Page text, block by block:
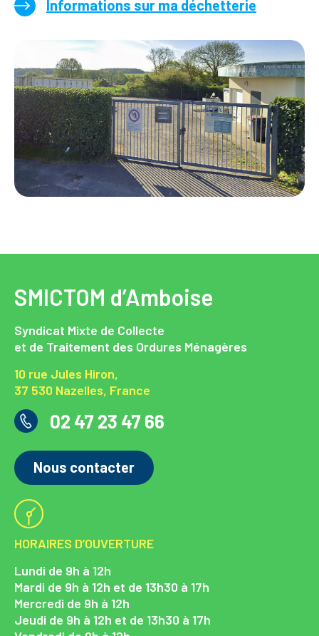
Informations sur ma déchetterie
SMICTOM d’Amboise
Syndicat Mixte de Collecte
et de Traitement des Ordures Ménagères
10 rue Jules Hiron,
37 530 Nazelles, France
02 47 23 47 66
Nous contacter
HORAIRES D’OUVERTURE
Lundi de 9h à 12h
Mardi de 9h à 12h et de 13h30 à 17h
Mercredi de 9h à 12h
Jeudi de 9h à 12h et de 13h30 à 17h